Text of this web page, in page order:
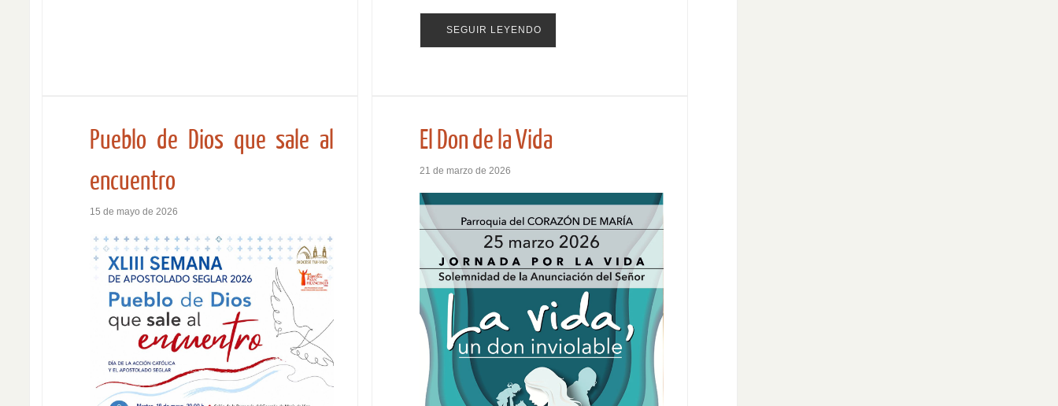
SEGUIR LEYENDO
Pueblo de Dios que sale al
encuentro
15 de mayo de 2026
El Don de la Vida
21 de marzo de 2026